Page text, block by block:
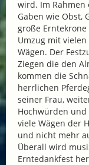
wird. Im
Gaben wie Obst,
große
Umzug mit
Wägen. Der
Ziegen die den
kommen die
herrlichen
seiner Frau,
Hochwürden und
viele Wägen der
und nicht mehr
Überall wird
Erntedankfest